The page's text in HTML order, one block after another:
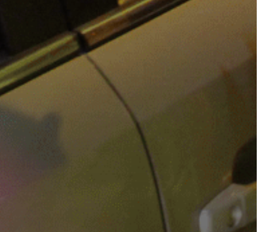
VÁROSHÁZA
AZ
ÖNKORMÁNYZAT